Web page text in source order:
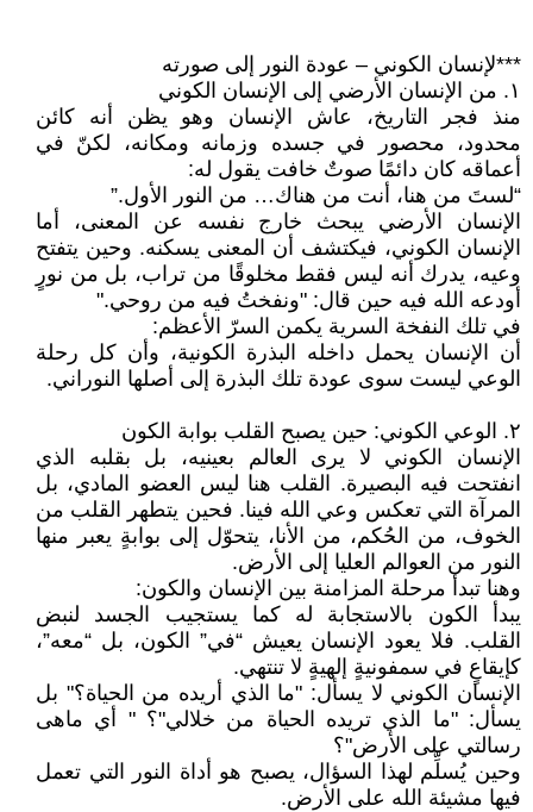
***لإنسان الكوني – عودة النور إلى صورته
١. من الإنسان الأرضي إلى الإنسان الكوني
منذ فجر التاريخ، عاش الإنسان وهو يظن أنه كائن
محدود، محصور في جسده وزمانه ومكانه، لكنّ في
أعماقه كان دائمًا صوتٌ خافت يقول له:
“لستَ من هنا، أنت من هناك… من النور الأول.”
الإنسان الأرضي يبحث خارج نفسه عن المعنى، أما
الإنسان الكوني، فيكتشف أن المعنى يسكنه. وحين يتفتح
وعيه، يدرك أنه ليس فقط مخلوقًا من تراب، بل من نورٍ
أودعه الله فيه حين قال: "ونفختُ فيه من روحي."
في تلك النفخة السرية يكمن السرّ الأعظم:
أن الإنسان يحمل داخله البذرة الكونية، وأن كل رحلة
الوعي ليست سوى عودة تلك البذرة إلى أصلها النوراني.
٢. الوعي الكوني: حين يصبح القلب بوابة الكون
الإنسان الكوني لا يرى العالم بعينيه، بل بقلبه الذي
انفتحت فيه البصيرة. القلب هنا ليس العضو المادي، بل
المرآة التي تعكس وعي الله فينا. فحين يتطهر القلب من
الخوف، من الحُكم، من الأنا، يتحوّل إلى بوابةٍ يعبر منها
النور من العوالم العليا إلى الأرض.
وهنا تبدأ مرحلة المزامنة بين الإنسان والكون:
يبدأ الكون بالاستجابة له كما يستجيب الجسد لنبض
القلب. فلا يعود الإنسان يعيش “في” الكون، بل “معه”،
كإيقاعٍ في سمفونيةٍ إلهيةٍ لا تنتهي.
الإنسان الكوني لا يسأل: "ما الذي أريده من الحياة؟" بل
يسأل: "ما الذي تريده الحياة من خلالي"؟ " أي ماهى
رسالتي على الأرض"؟
وحين يُسلِّم لهذا السؤال، يصبح هو أداة النور التي تعمل
فيها مشيئة الله على الأرض.